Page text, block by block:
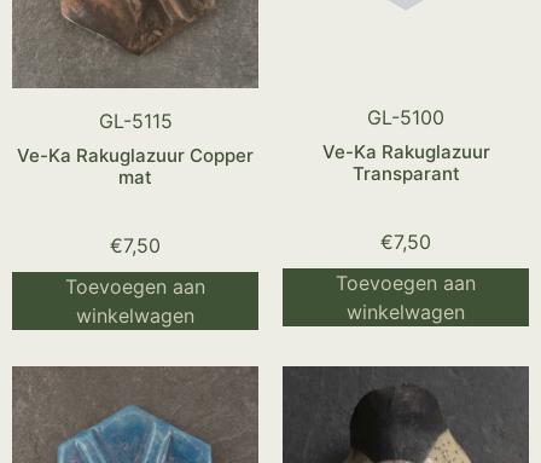
GL-5115
Ve-Ka Rakuglazuur Copper
mat
€7,50
Toevoegen aan
winkelwagen
GL-5100
Ve-Ka Rakuglazuur
Transparant
€7,50
Toevoegen aan
winkelwagen